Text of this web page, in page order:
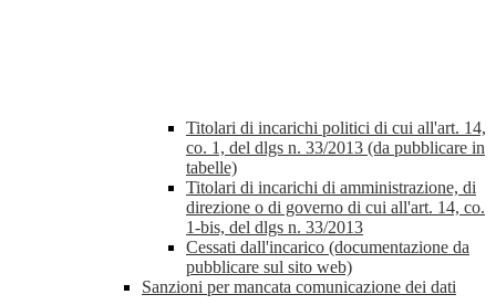
Titolari di incarichi politici di cui all'art. 14,
co. 1, del dlgs n. 33/2013 (da pubblicare in
tabelle)
Titolari di incarichi di amministrazione, di
direzione o di governo di cui all'art. 14, co.
1-bis, del dlgs n. 33/2013
Cessati dall'incarico (documentazione da
pubblicare sul sito web)
Sanzioni per mancata comunicazione dei dati